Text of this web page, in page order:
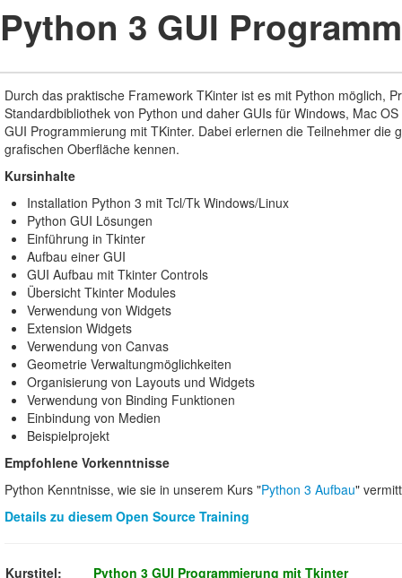
Python 3 GUI
Durch das praktische Framework TKinter ist es mit Python möglich,
Standardbibliothek von Python und daher GUIs für Windows, Mac
GUI Programmierung mit TKinter. Dabei erlernen die Teilnehmer
grafischen Oberfläche kennen.
Kursinhalte
Installation Python 3 mit Tcl/Tk Windows/Linux
Python GUI Lösungen
Einführung in Tkinter
Aufbau einer GUI
GUI Aufbau mit Tkinter Controls
Übersicht Tkinter Modules
Verwendung von Widgets
Extension Widgets
Verwendung von Canvas
Geometrie Verwaltungmöglichkeiten
Organisierung von Layouts und Widgets
Verwendung von Binding Funktionen
Einbindung von Medien
Beispielprojekt
Empfohlene Vorkenntnisse
Python Kenntnisse, wie sie in unserem Kurs "Python 3 Aufbau"
Details zu diesem Open Source Training
Kurstitel:
Python 3 GUI Programmierung mit Tkinter